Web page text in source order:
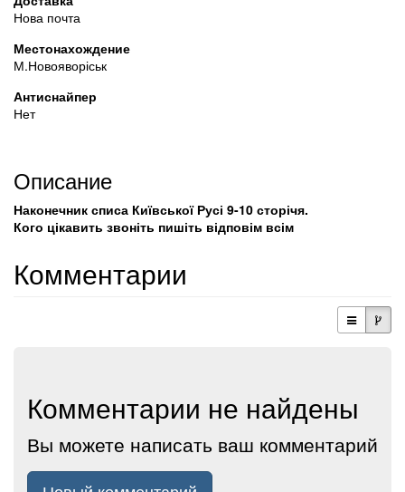
Нова почта
Местонахождение
М.Новояворіськ
Антиснайпер
Нет
Описание
Наконечник списа Київської Русі 9-10 сторічя.
Кого цікавить звоніть пишіть відповім всім
Комментарии
Комментарии не найдены
Вы можете написать ваш комментарий